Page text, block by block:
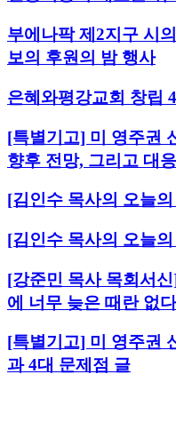
부에나팍 제2지구 시
보의 후원의 밤 행사
은혜와평강교회 창립
[특별기고] 미 영주권
향후 전망, 그리고 대
[김인수 목사의 오늘
[김인수 목사의 오늘
[강준민 목사 목회서
에 너무 늦은 때란 없다
[특별기고] 미 영주권
과 4대 문제점 글